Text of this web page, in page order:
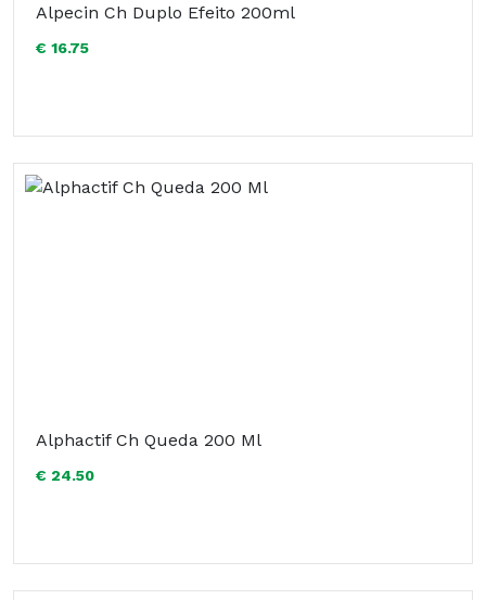
Alpecin Ch Duplo Efeito 200ml
€ 16.75
Alphactif Ch Queda 200 Ml
€ 24.50